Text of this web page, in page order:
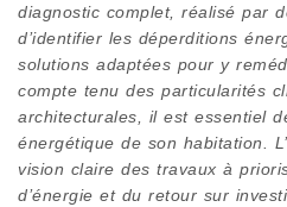
diagnostic complet, réalisé par
d’identifier les déperditions
solutions adaptées pour y
compte tenu des particularités
architecturales, il est essentiel
énergétique de son habitation.
vision claire des travaux à
d’énergie et du retour sur